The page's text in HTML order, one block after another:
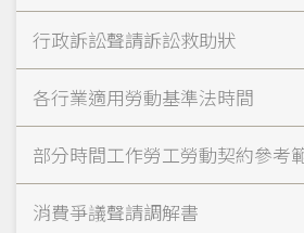
行政訴訟聲請訴訟救助狀
各行業適用勞動基準法時間
部分時間工作勞工勞動契約參考
消費爭議聲請調解書